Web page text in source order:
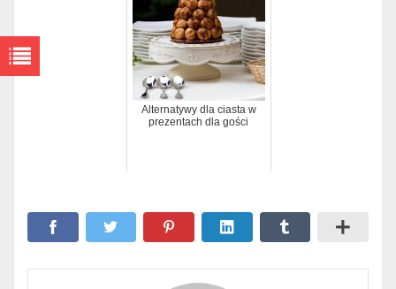
Alternatywy dla ciasta w
prezentach dla gości